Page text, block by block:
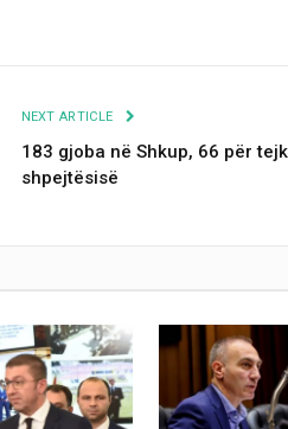
NEXT ARTICLE
183 gjoba në Shkup, 66 për
shpejtësisë